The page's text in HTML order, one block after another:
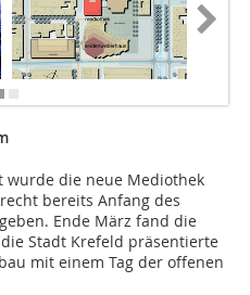
wurde die neue Mediothek
bereits An­­fang des
Ende März fand die
Stadt Krefeld präsentierte
mit einem Tag der offenen